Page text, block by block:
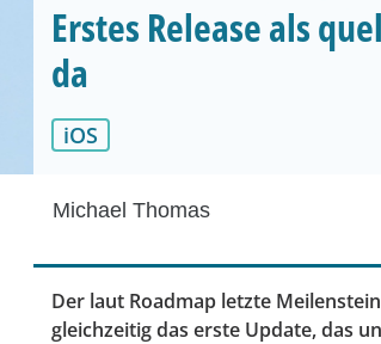
Erstes Release als
da
iOS
Michael Thomas
Der laut Roadmap letzte
gleichzeitig das erste Update, das